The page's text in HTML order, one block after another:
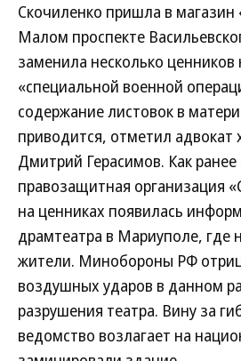
Скочиленко пришла в магазин
Малом проспекте
заменила несколько ценников
«специальной военной
содержание листовок в
приводится, отметил
Дмитрий Герасимов. Как
правозащитная организация
на ценниках появилась
драмтеатра в Мариуполе, где
жители. Минобороны РФ
воздушных ударов в данном
разрушения театра. Вину за
ведомство возлагает на